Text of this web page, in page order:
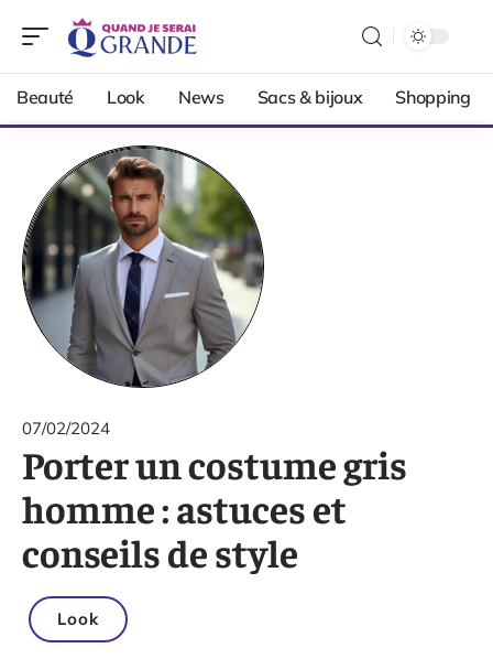
Beauté Look News Sacs & bijoux Shopping
07/02/2024
Porter un costume gris
homme : astuces et
conseils de style
Look